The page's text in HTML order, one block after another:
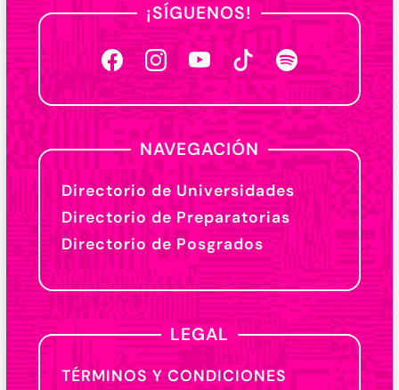
¡SÍGUENOS!
NAVEGACIÓN
Directorio de Universidades
Directorio de Preparatorias
Directorio de Posgrados
LEGAL
TÉRMINOS Y CONDICIONES